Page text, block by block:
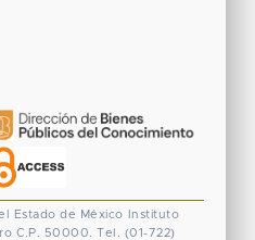
Estado de México
Instituto
C.P. 50000. Tel. (01-722)